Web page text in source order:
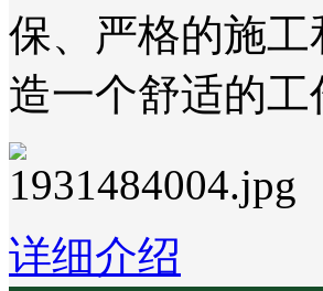
保、严格的施
造一个舒适的
详细介绍